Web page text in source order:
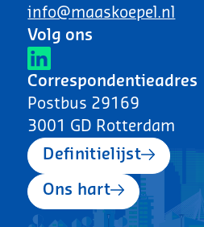
info@maaskoepel.nl
Volg ons
Correspondentieadres
Postbus 29169
3001 GD Rotterdam
Definitielijst
Ons hart